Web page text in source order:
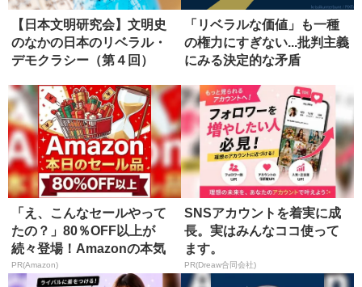
【日本文明研究会】文明史
のなかの日本のリベラル・
デモクラシー（第４回）
「リベラルな価値」も一種
の権力にすぎない...批判主義
にみる決定的な矛盾
「え、こんなセールやって
たの？」80％OFF以上が
続々登場！Amazonの本気
が...
PR(Amazon)
SNSアカウントを着実に成
長。実はみんなココ使って
ます。
PR(Dreaw合同会社)